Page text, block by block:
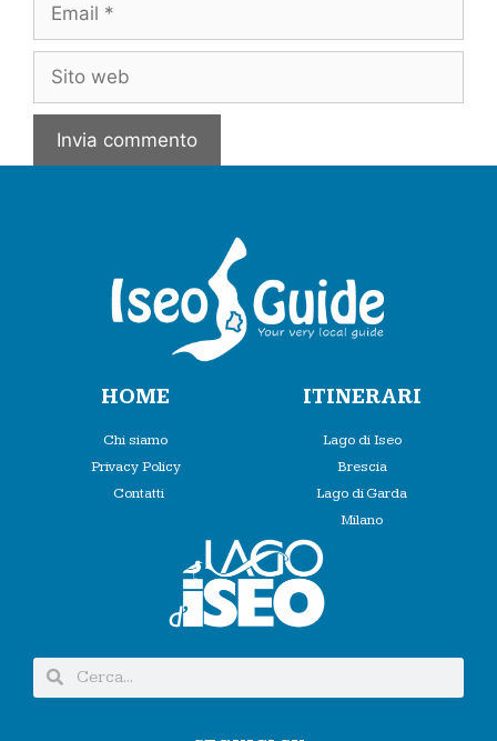
HOME
Chi siamo
Privacy Policy
Contatti
ITINERARI
Lago di Iseo
Brescia
Lago di Garda
Milano